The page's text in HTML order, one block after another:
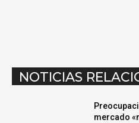
NOTICIAS
mercado